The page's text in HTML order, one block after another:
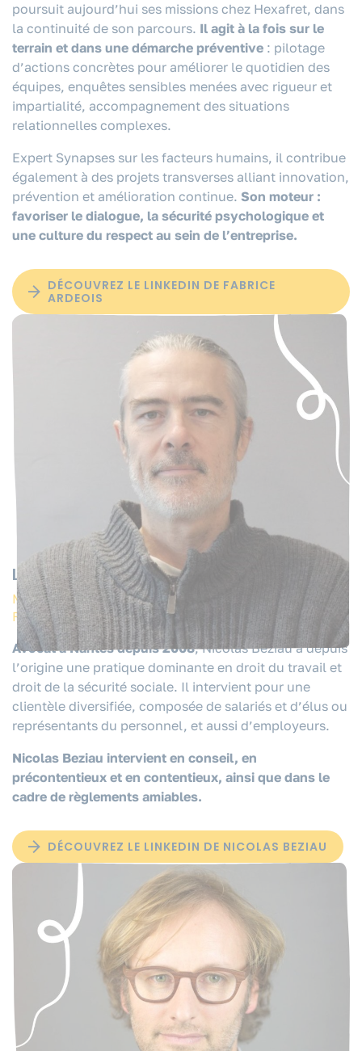
VOUS ÊTES ?
NOS EXPERTISES
NOS FORMATIONS
RESSOURCES
QUI SOMMES-NOUS ?
CONTACT
poursuit aujourd’hui ses missions chez Hexafret, dans
la continuité de son parcours. Il agit à la fois sur le
terrain et dans une démarche préventive : pilotage
d’actions concrètes pour améliorer le quotidien des
équipes, enquêtes sensibles menées avec rigueur et
impartialité, accompagnement des situations
relationnelles complexes.
Expert Synapses sur les facteurs humains, il contribue
également à des projets transverses alliant innovation,
prévention et amélioration continue. Son moteur :
favoriser le dialogue, la sécurité psychologique et
une culture du respect au sein de l’entreprise.
DÉCOUVREZ LE LINKEDIN DE FABRICE
ARDEOIS
Les intervenants
Maître Nicolas Beziau, avocat associé | Cabinet Ipso
Facto
Avocat à Nantes depuis 2008, Nicolas Beziau a depuis
l’origine une pratique dominante en droit du travail et
droit de la sécurité sociale. Il intervient pour une
clientèle diversifiée, composée de salariés et d’élus ou
représentants du personnel, et aussi d’employeurs.
Nicolas Beziau intervient en conseil, en
précontentieux et en contentieux, ainsi que dans le
cadre de règlements amiables.
DÉCOUVREZ LE LINKEDIN DE NICOLAS BEZIAU